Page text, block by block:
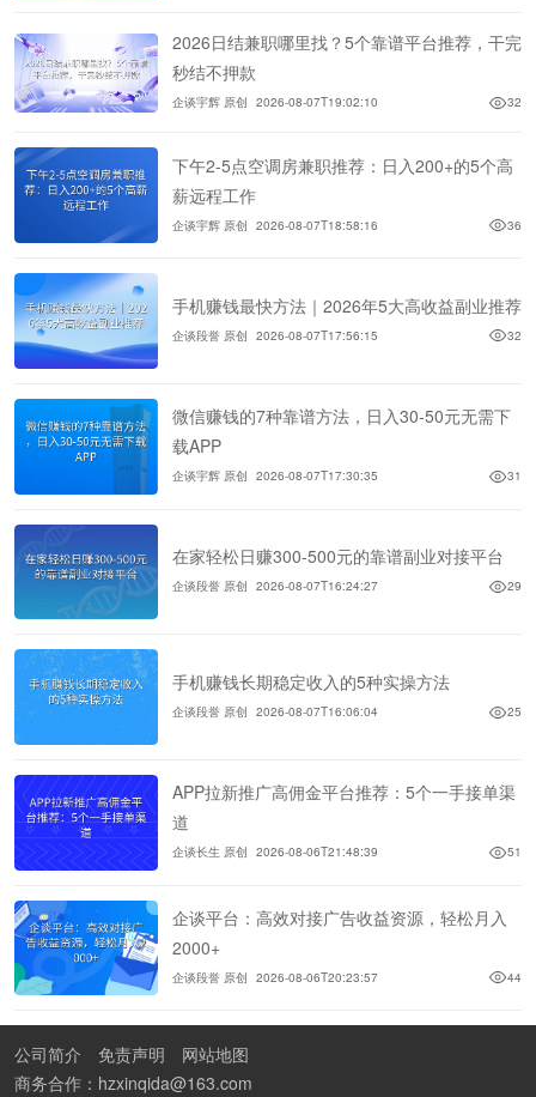
2026日结兼职哪里找？5个靠谱平台推荐，干完
秒结不押款
企谈宇辉 原创 2026-08-07T19:02:10 32
下午2-5点空调房兼职推荐：日入200+的5个高
薪远程工作
企谈宇辉 原创 2026-08-07T18:58:16 36
手机赚钱最快方法｜2026年5大高收益副业推荐
企谈段誉 原创 2026-08-07T17:56:15 32
微信赚钱的7种靠谱方法，日入30-50元无需下
载APP
企谈宇辉 原创 2026-08-07T17:30:35 31
在家轻松日赚300-500元的靠谱副业对接平台
企谈段誉 原创 2026-08-07T16:24:27 29
手机赚钱长期稳定收入的5种实操方法
企谈段誉 原创 2026-08-07T16:06:04 25
APP拉新推广高佣金平台推荐：5个一手接单渠
道
企谈长生 原创 2026-08-06T21:48:39 51
企谈平台：高效对接广告收益资源，轻松月入
2000+
企谈段誉 原创 2026-08-06T20:23:57 44
公司简介 免责声明
网站地图
商务合作：hzxinqida@163.com